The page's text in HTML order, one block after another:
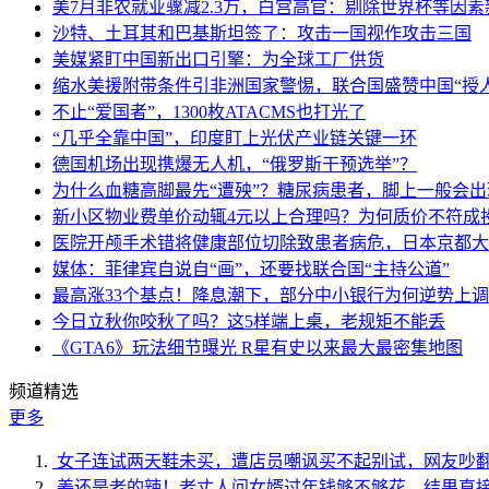
美7月非农就业骤减2.3万，白宫高官：剔除世界杯等因
沙特、土耳其和巴基斯坦签了：攻击一国视作攻击三国
美媒紧盯中国新出口引擎：为全球工厂供货
缩水美援附带条件引非洲国家警惕，联合国盛赞中国“授
不止“爱国者”，1300枚ATACMS也打光了
“几乎全靠中国”，印度盯上光伏产业链关键一环
德国机场出现携爆无人机，“俄罗斯干预选举”？
为什么血糖高脚最先“遭殃”？糖尿病患者，脚上一般会
新小区物业费单价动辄4元以上合理吗？为何质价不符成
医院开颅手术错将健康部位切除致患者病危，日本京都
媒体：菲律宾自说自“画”，还要找联合国“主持公道”
最高涨33个基点！降息潮下，部分中小银行为何逆势上
今日立秋你咬秋了吗？这5样端上桌，老规矩不能丢
《GTA6》玩法细节曝光 R星有史以来最大最密集地图
频道精选
更多
女子连试两天鞋未买，遭店员嘲讽买不起别试，网友吵